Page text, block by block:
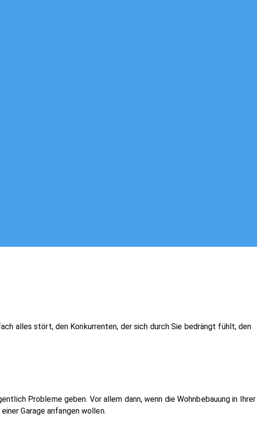
alles stört, den Konkurrenten, der sich durch Sie bedrängt fühlt, den
Probleme geben. Vor allem dann, wenn die Wohnbebauung in Ihrer
Garage anfangen wollen.